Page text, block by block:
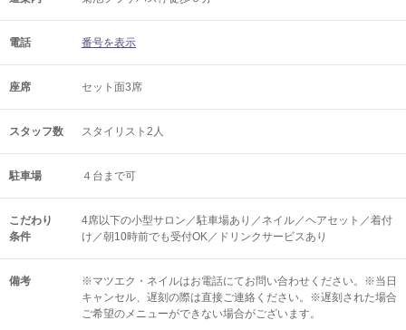
電話 番号を表示
座席 セット面3席
スタッフ数 スタイリスト2人
駐車場 ４台まで可
こだわり
条件
4席以下の小型サロン／駐車場あり／ネイル／ヘアセット／着付
け／朝10時前でも受付OK／ドリンクサービスあり
備考
※マツエク・ネイルはお電話にてお問い合わせください。※当日
キャンセル、遅刻の際は直接ご連絡ください。※遅刻された場合
ご希望のメニューができない場合がございます。